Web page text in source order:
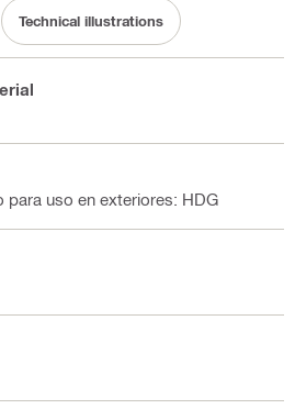
Technical illustrations
para uso en exteriores: HDG